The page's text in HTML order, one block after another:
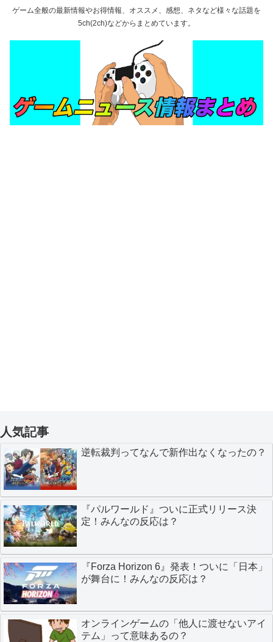
ゲーム全般の最新情報やお得情報、オススメ、感想、ネタなど様々な話題を
5ch(2ch)などからまとめています。
人気記事
逆転裁判ってなんで新作出なくなったの？
『パルワールド』ついに正式リリース決
定！みんなの反応は？
『Forza Horizon 6』発表！ついに「日本」
が舞台に！みんなの反応は？
オンラインゲームの「他人に渡せないアイ
テム」って意味あるの？